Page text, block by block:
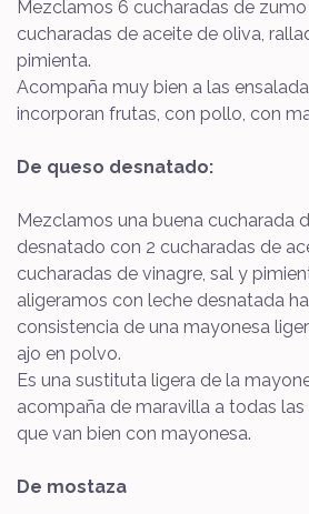
Mezclamos 6 cucharadas de zumo
cucharadas de aceite de oliva,
pimienta.
Acompaña muy bien a las
incorporan frutas, con pollo, con
De queso desnatado:
Mezclamos una buena cucharada
desnatado con 2 cucharadas de
cucharadas de vinagre, sal y
aligeramos con leche desnatada
consistencia de una mayonesa
ajo en polvo.
Es una sustituta ligera de la
acompaña de maravilla a todas
que van bien con mayonesa.
De mostaza